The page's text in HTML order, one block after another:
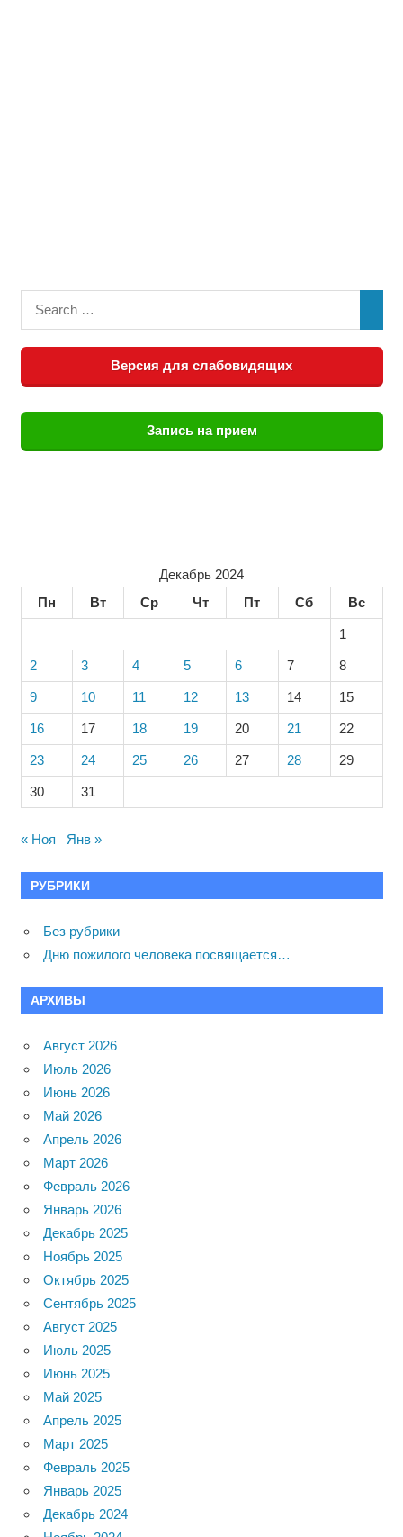
Версия для слабовидящих
Запись на прием
Декабрь 2024
Пн
Вт Ср Чт Пт Сб Вс
1
2 3 4 5 6 7 8
9 10 11 12 13 14 15
16 17 18 19 20 21 22
23 24 25 26 27 28 29
30 31
« Ноя Янв »
РУБРИКИ
Без рубрики
Дню пожилого человека посвящается…
АРХИВЫ
Август 2026
Июль 2026
Июнь 2026
Май 2026
Апрель 2026
Март 2026
Февраль 2026
Январь 2026
Декабрь 2025
Ноябрь 2025
Октябрь 2025
Сентябрь 2025
Август 2025
Июль 2025
Июнь 2025
Май 2025
Апрель 2025
Март 2025
Февраль 2025
Январь 2025
Декабрь 2024